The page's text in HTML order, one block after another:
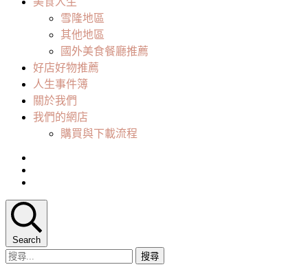
雪隆地區
其他地區
國外美食餐廳推薦
好店好物推薦
人生事件簿
關於我們
我們的網店
購買與下載流程
Search
搜